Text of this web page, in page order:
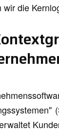
wir die